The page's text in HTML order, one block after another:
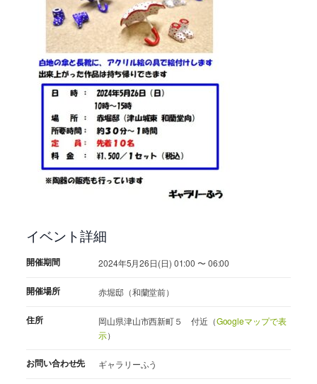
イベント詳細
開催期間 2024年5月26日(日) 01:00 〜 06:00
開催場所 赤堀邸（和蘭堂前）
住所 岡山県津山市西新町５ 付近（Googleマップで表
示）
お問い合わせ先 ギャラリーふう